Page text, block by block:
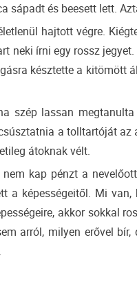
sápadt és beesett lett.
hajtott végre.
neki írni egy rossz
késztette a kitömött
szép lassan
a tolltartóját
átoknak vélt.
kap pénzt a
a képességeitől. Mi
akkor sokkal
arról, milyen erővel